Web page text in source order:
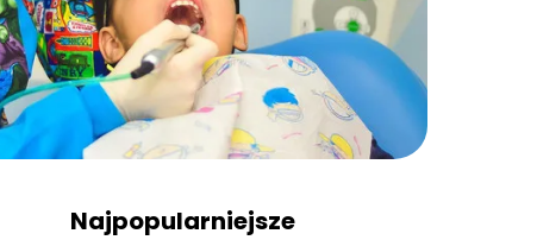
Najpopularniejsze